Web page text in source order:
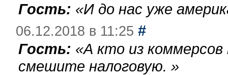
Гость: «И до нас уже
06.12.2018 в 11:25 #
Гость: «А кто из
смешите налоговую. »